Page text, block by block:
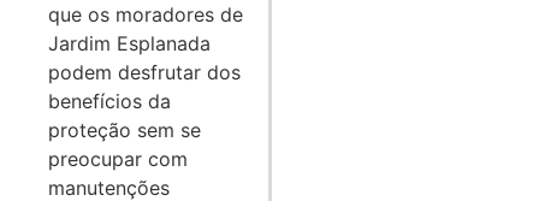
que os moradores de
Jardim Esplanada
podem desfrutar dos
benefícios da
proteção sem se
preocupar com
manutenções